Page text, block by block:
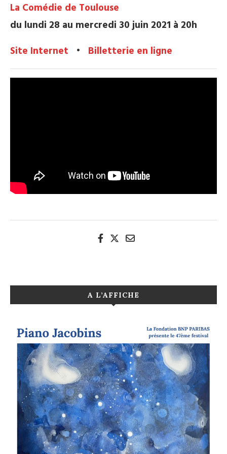
La Comédie de Toulouse
du lundi 28 au mercredi 30 juin 2021 à 20h
Site Internet • Billetterie en ligne
A L’AFFICHE